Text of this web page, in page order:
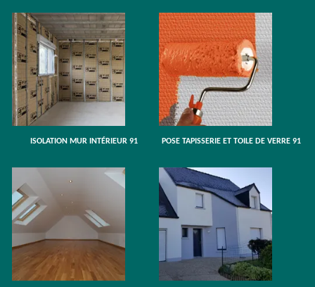
ISOLATION MUR INTÉRIEUR 91 POSE TAPISSERIE ET TOILE DE VERRE 91